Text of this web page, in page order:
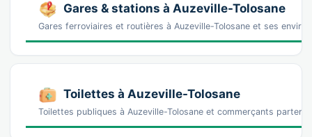
Gares & stations à Auzeville-Tolosane
Gares ferroviaires et routières à Auzeville-Tolosane et ses
Toilettes à Auzeville-Tolosane
Toilettes publiques à Auzeville-Tolosane et commerçants